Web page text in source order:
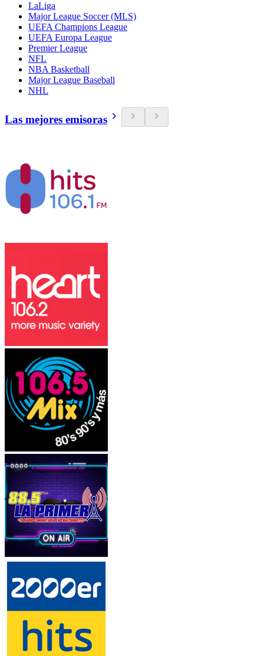
LaLiga
Major League Soccer (MLS)
UEFA Champions League
UEFA Europa League
Premier League
NFL
NBA Basketball
Major League Baseball
NHL
Las mejores emisoras